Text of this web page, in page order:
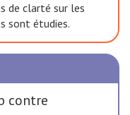
de clarté sur les
sont étudies.
contre